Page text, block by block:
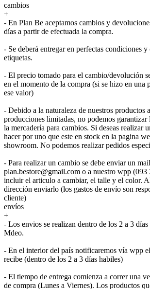
cambios
+
- En Plan Be aceptamos cambios y
días a partir de efectuada la compra.
- Se deberá entregar en perfectas condiciones y
etiquetas.
- El precio tomado para el cambio/devolución
en el momento de la compra (si se hizo en una
ese valor)
- Debido a la naturaleza de nuestros productos
producciones limitadas, no podemos
la mercadería para cambios. Si deseas realizar
hacer por uno que este en stock en la pagina
showroom. No podemos realizar pedidos
- Para realizar un cambio se debe enviar un
plan.bestore@gmail.com o a nuestro wpp (093
incluir el articulo a cambiar, el talle y el color.
dirección enviarlo (los gastos de envío son
cliente)
envíos
+
- Los envios se realizan dentro de los 2 a 3
Mdeo.
- En el interior del país notificaremos vía wpp
recibe (dentro de los 2 a 3 días habiles)
- El tiempo de entrega comienza a correr una
de compra (Lunes a Viernes). Los productos